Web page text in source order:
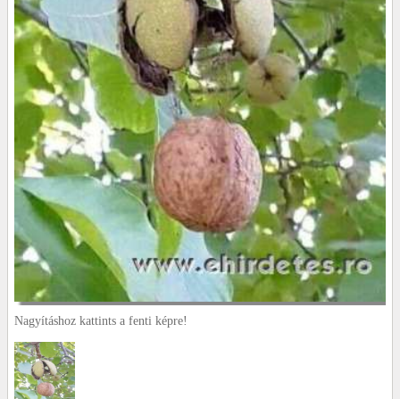
Nagyításhoz kattints a fenti képre!